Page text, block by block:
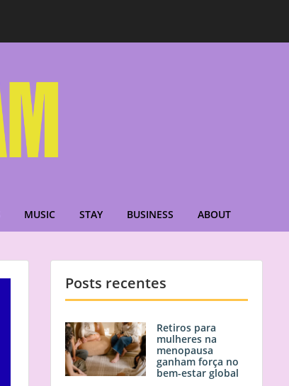
MUSIC STAY BUSINESS ABOUT
Posts recentes
Retiros para
mulheres na
menopausa
ganham força no
bem-estar global